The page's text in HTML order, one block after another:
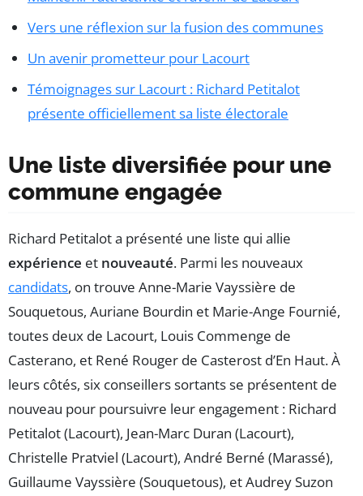
Vers une réflexion sur la fusion des communes
Un avenir prometteur pour Lacourt
Témoignages sur Lacourt : Richard Petitalot
présente officiellement sa liste électorale
Une liste diversifiée pour une
commune engagée
Richard Petitalot a présenté une liste qui allie
expérience et nouveauté. Parmi les nouveaux
candidats, on trouve Anne-Marie Vayssière de
Souquetous, Auriane Bourdin et Marie-Ange Fournié,
toutes deux de Lacourt, Louis Commenge de
Casterano, et René Rouger de Casterost d’En Haut. À
leurs côtés, six conseillers sortants se présentent de
nouveau pour poursuivre leur engagement : Richard
Petitalot (Lacourt), Jean-Marc Duran (Lacourt),
Christelle Pratviel (Lacourt), André Berné (Marassé),
Guillaume Vayssière (Souquetous), et Audrey Suzon